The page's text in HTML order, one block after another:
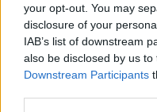
your opt-out. You may
disclosure of your
IAB’s list of downstream
also be disclosed by us
Downstream Participants
Siquia Psicologos,